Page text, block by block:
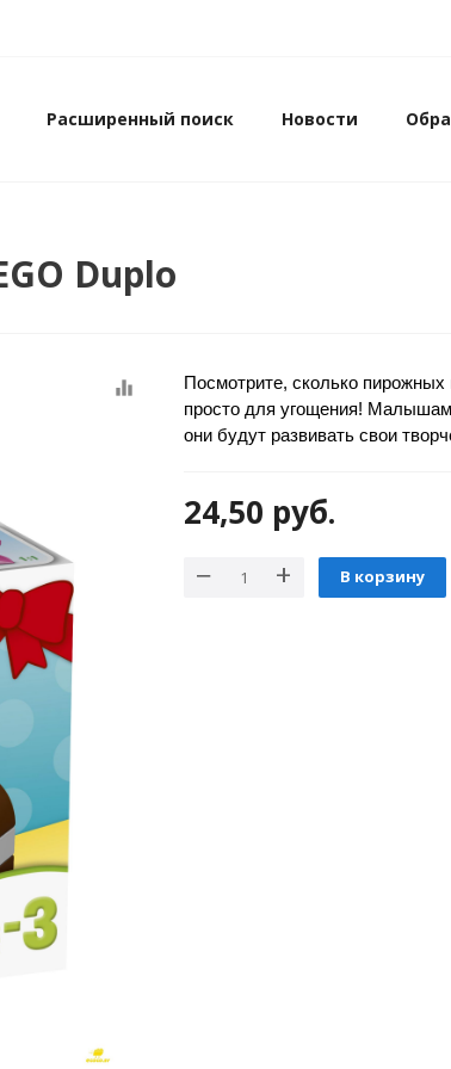
Расширенный поиск Новости
Duplo
equalizer
Посмотрите, сколько
просто для угощения!
они будут развивать свои
24,50 руб.
В корзину